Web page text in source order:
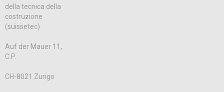
della tecnica della
costruzione
(suissetec)
Auf der Mauer 11,
C.P.
CH-8021 Zurigo